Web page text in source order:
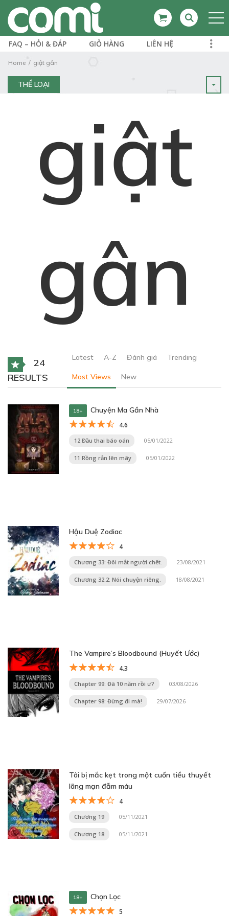
FAQ – HỎI & ĐÁP GIỎ HÀNG LIÊN HỆ
Home giật gân
THỂ LOẠI
giật
gân
24
RESULTS
Latest A-Z Đánh giá Trending
Most Views New
18+ Chuyện Ma Gần Nhà
4.6
12 Đầu thai báo oán 05/01/2022
11 Rồng rắn lên mây 05/01/2022
Hậu Duệ Zodiac
4
Chương 33: Đôi mắt người chết. 23/08/2021
Chương 32.2: Nói chuyện riêng. 18/08/2021
The Vampire’s Bloodbound (Huyết Ước)
4.3
Chapter 99: Đã 10 năm rồi ư? 03/08/2026
Chapter 98: Đừng đi mà! 29/07/2026
Tôi bị mắc kẹt trong một cuốn tiểu thuyết
lãng mạn đẫm máu
4
Chương 19 05/11/2021
Chương 18 05/11/2021
18+ Chọn Lọc
5